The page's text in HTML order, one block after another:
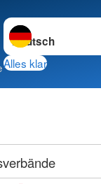
Sprache wechseln
Alles klar